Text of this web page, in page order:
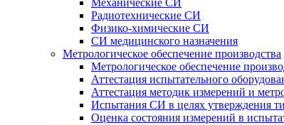
Радиотехнические СИ
Физико-химические СИ
СИ медицинского назначения
Метрологическое обеспечение производства
Метрологическое обеспечение
Аттестация испытательного
Аттестация методик измерений и
Испытания СИ в целях утверждения
Оценка состояния измерений в